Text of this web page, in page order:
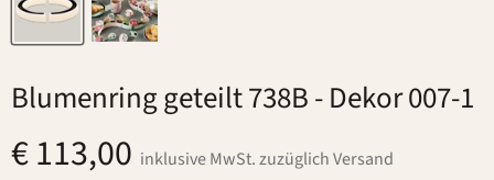
Blumenring geteilt 738B- Dekor 007-1
€ 113,00 inklusive MwSt. zuzüglich Versand